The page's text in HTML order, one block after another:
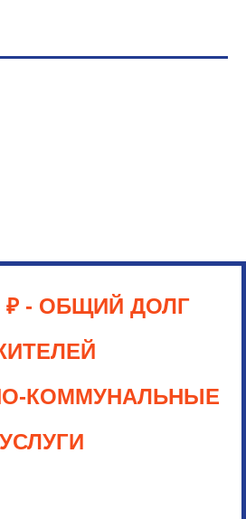
₽ - ОБЩИЙ ДОЛГ
КОММУНАЛЬНЫЕ
УСЛУГИ